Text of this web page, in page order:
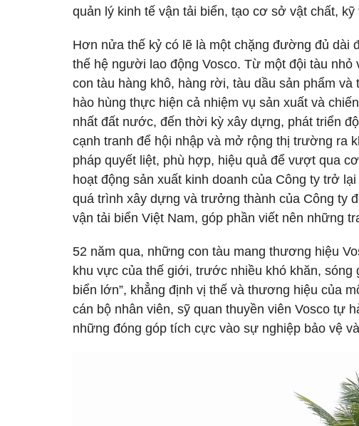
quản lý kinh tế vận tải biển, tạo cơ sở vật chất,
Hơn nửa thế kỷ có lẽ là một chặng đường đủ dài
thế hệ người lao động Vosco. Từ một đội tàu
con tàu hàng khô, hàng rời, tàu dầu sản phẩm
hào hùng thực hiện cả nhiệm vụ sản xuất và
nhất đất nước, đến thời kỳ xây dựng, phát triển
cạnh tranh để hội nhập và mở rộng thị trường ra
pháp quyết liệt, phù hợp, hiệu quả để vượt qua
hoạt động sản xuất kinh doanh của Công ty trở
quá trình xây dựng và trưởng thành của Công ty
vận tải biển Việt Nam, góp phần viết nên những
52 năm qua, những con tàu mang thương hiệu
khu vực của thế giới, trước nhiều khó khăn,
biển lớn”, khẳng định vị thế và thương hiệu của
cán bộ nhân viên, sỹ quan thuyền viên Vosco tự
những đóng góp tích cực vào sự nghiệp bảo vệ